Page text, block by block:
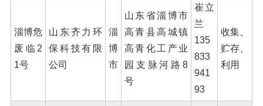
淄博危
废临2
1号
山东齐力环
保科技有限
公司
淄
博
市
山东省淄博市
高青县高城镇
高青化工产业
园支脉河路8
号
崔立
兰
135
833
941
93
收集、
贮存、
利用